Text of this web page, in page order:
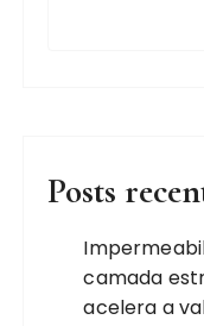
Posts
camada
acelera a